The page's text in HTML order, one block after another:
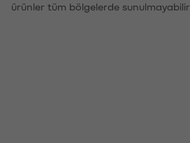
ürünler tüm bölgelerde sunulmayabilir.